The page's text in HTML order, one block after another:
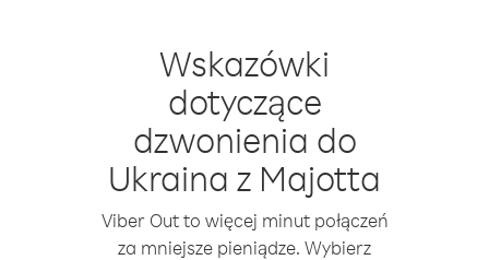
Wskazówki
dotyczące
dzwonienia do
Ukraina z Majotta
Viber Out to więcej minut połączeń
za mniejsze pieniądze. Wybierz